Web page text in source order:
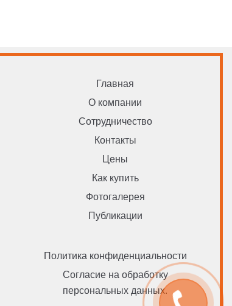
Главная
О компании
Сотрудничество
Контакты
Цены
Как купить
Фотогалерея
Публикации
Политика конфиденциальности
Согласие на обработку
персональных данных.